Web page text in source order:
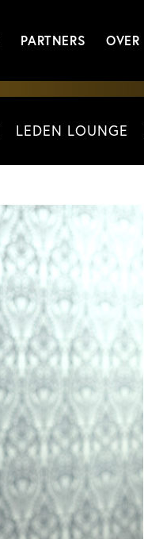
PARTNERS OVER
LEDEN LOUNGE